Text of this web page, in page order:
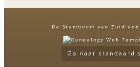
De Stamboom van Zuidland
Ga naar standaard